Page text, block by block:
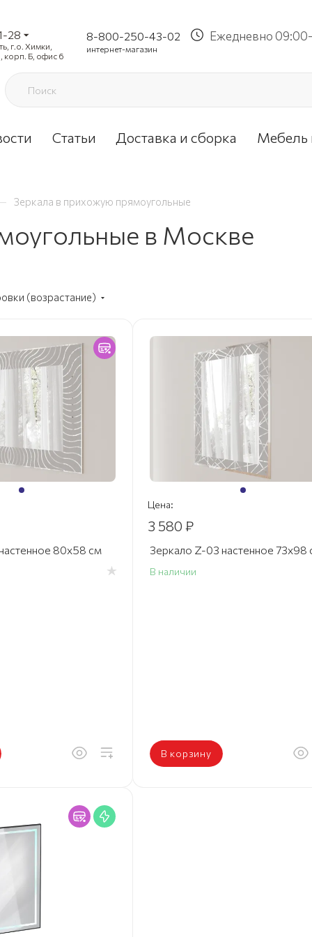
28
г.о. Химки,
корп. Б, офис 6
8-800-250-43-02
интернет-магазин
Ежедневно
Статьи Доставка и сборка Мебель
Зеркала в прихожую прямоугольные
в Москве
(возрастание)
80х58 см
Цена:
3 580 ₽
Зеркало Z-03 настенное 73х98
В наличии
В корзину